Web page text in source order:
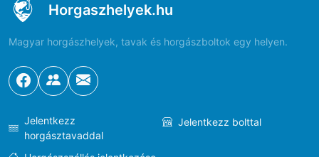
Horgaszhelyek.hu
Magyar horgászhelyek, tavak és horgászboltok egy helyen.
Jelentkezz
horgásztavaddal
Jelentkezz bolttal